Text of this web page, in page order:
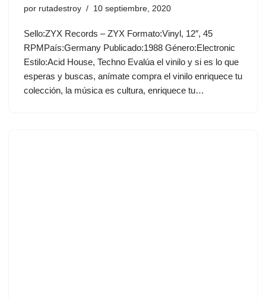
por rutadestroy 10 septiembre, 2020
Sello:ZYX Records ‎– ZYX Formato:Vinyl, 12″, 45
RPMPaís:Germany Publicado:1988 Género:Electronic
Estilo:Acid House, Techno Evalúa el vinilo y si es lo que
esperas y buscas, anímate compra el vinilo enriquece tu
colección, la música es cultura, enriquece tu…